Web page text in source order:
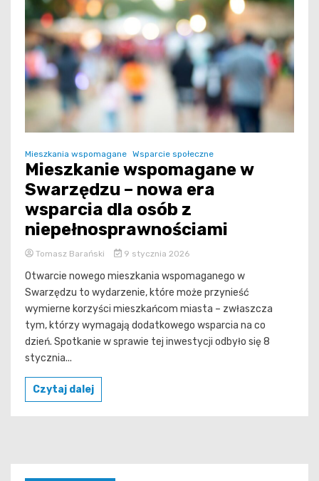
Mieszkania wspomagane Wsparcie społeczne
Mieszkanie wspomagane w
Swarzędzu – nowa era
wsparcia dla osób z
niepełnosprawnościami
Tomasz Barański 9 stycznia 2026
Otwarcie nowego mieszkania wspomaganego w
Swarzędzu to wydarzenie, które może przynieść
wymierne korzyści mieszkańcom miasta – zwłaszcza
tym, którzy wymagają dodatkowego wsparcia na co
dzień. Spotkanie w sprawie tej inwestycji odbyło się 8
stycznia...
Czytaj dalej